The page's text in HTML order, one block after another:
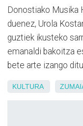
Donostiako Musika
duenez, Urola
guztiek ikusteko
emanaldi bakoitza
bete arte izango
KULTURA